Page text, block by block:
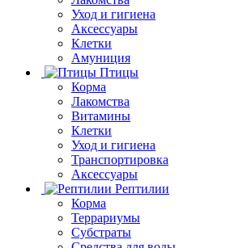
Уход и гигиена
Аксессуары
Клетки
Амуниция
Птицы
Корма
Лакомства
Витамины
Клетки
Уход и гигиена
Транспортировка
Аксессуары
Рептилии
Корма
Террариумы
Субстраты